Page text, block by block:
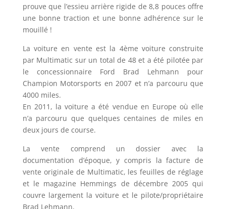
prouve que l’essieu arrière rigide de 8,8 pouces offre
une bonne traction et une bonne adhérence sur le
mouillé !
La voiture en vente est la 4ème voiture construite
par Multimatic sur un total de 48 et a été pilotée par
le concessionnaire Ford Brad Lehmann pour
Champion Motorsports en 2007 et n’a parcouru que
4000 miles.
En 2011, la voiture a été vendue en Europe où elle
n’a parcouru que quelques centaines de miles en
deux jours de course.
La vente comprend un dossier avec la
documentation d’époque, y compris la facture de
vente originale de Multimatic, les feuilles de réglage
et le magazine Hemmings de décembre 2005 qui
couvre largement la voiture et le pilote/propriétaire
Brad Lehmann.